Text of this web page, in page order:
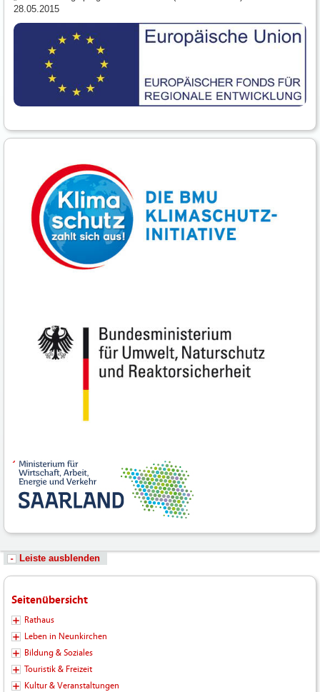
28.05.2015
Leiste ausblenden
Seitenübersicht
Rathaus
Leben in Neunkirchen
Bildung & Soziales
Touristik & Freizeit
Kultur & Veranstaltungen